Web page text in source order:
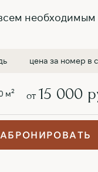
необходимым
цена за номер в
м2 от 15 000
АБ РОН ИРОВАТЬ